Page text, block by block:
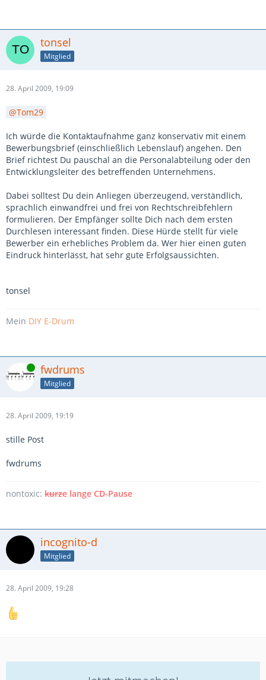
tonsel
Mitglied
28. April 2009, 19:09
Tom29
Ich würde die Kontaktaufnahme ganz konservativ mit einem
Bewerbungsbrief (einschließlich Lebenslauf) angehen. Den
Brief richtest Du pauschal an die Personalabteilung oder den
Entwicklungsleiter des betreffenden Unternehmens.
Dabei solltest Du dein Anliegen überzeugend, verständlich,
sprachlich einwandfrei und frei von Rechtschreibfehlern
formulieren. Der Empfänger sollte Dich nach dem ersten
Durchlesen interessant finden. Diese Hürde stellt für viele
Bewerber ein erhebliches Problem da. Wer hier einen guten
Eindruck hinterlässt, hat sehr gute Erfolgsaussichten.
tonsel
Mein DIY E-Drum
Online fwdrums
Mitglied
28. April 2009, 19:19
stille Post
fwdrums
nontoxic: kurze lange CD-Pause
incognito-d
Mitglied
28. April 2009, 19:28